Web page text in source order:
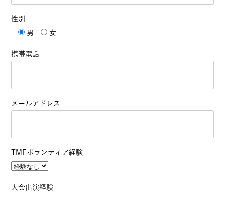
性別
男
女
携帯電話
メールアドレス
TMFボランティア経験
大会出演経験